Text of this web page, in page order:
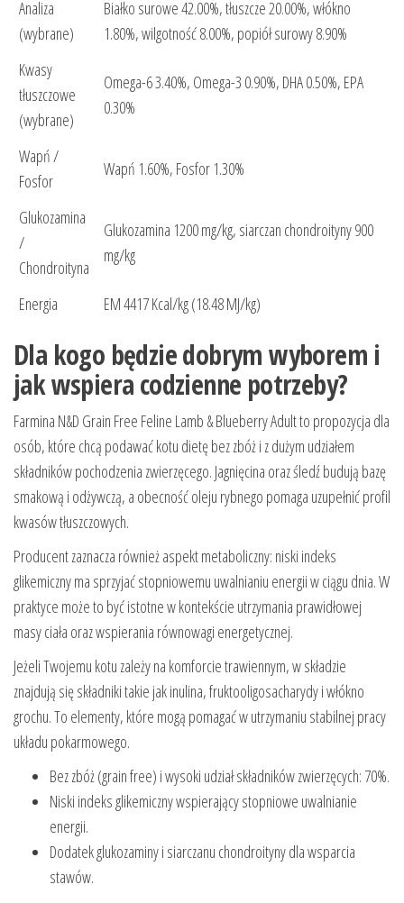
Analiza
(wybrane)
Białko surowe 42.00%, tłuszcze 20.00%, włókno
1.80%, wilgotność 8.00%, popiół surowy 8.90%
Kwasy
tłuszczowe
(wybrane)
Omega-6 3.40%, Omega-3 0.90%, DHA 0.50%, EPA
0.30%
Wapń /
Fosfor
Wapń 1.60%, Fosfor 1.30%
Glukozamina
/
Chondroityna
Glukozamina 1200 mg/kg, siarczan chondroityny 900
mg/kg
Energia EM 4417 Kcal/kg (18.48 MJ/kg)
Dla kogo będzie dobrym wyborem i
jak wspiera codzienne potrzeby?
Farmina N&D Grain Free Feline Lamb & Blueberry Adult to propozycja dla
osób, które chcą podawać kotu dietę bez zbóż i z dużym udziałem
składników pochodzenia zwierzęcego. Jagnięcina oraz śledź budują bazę
smakową i odżywczą, a obecność oleju rybnego pomaga uzupełnić profil
kwasów tłuszczowych.
Producent zaznacza również aspekt metaboliczny: niski indeks
glikemiczny ma sprzyjać stopniowemu uwalnianiu energii w ciągu dnia. W
praktyce może to być istotne w kontekście utrzymania prawidłowej
masy ciała oraz wspierania równowagi energetycznej.
Jeżeli Twojemu kotu zależy na komforcie trawiennym, w składzie
znajdują się składniki takie jak inulina, fruktooligosacharydy i włókno
grochu. To elementy, które mogą pomagać w utrzymaniu stabilnej pracy
układu pokarmowego.
Bez zbóż (grain free) i wysoki udział składników zwierzęcych: 70%.
Niski indeks glikemiczny wspierający stopniowe uwalnianie
energii.
Dodatek glukozaminy i siarczanu chondroityny dla wsparcia
stawów.